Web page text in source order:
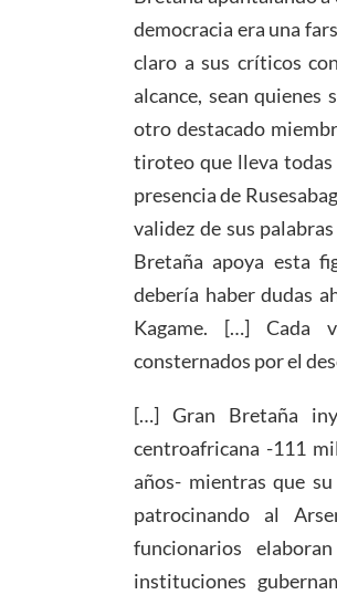
democracia era una
claro a sus críticos
alcance, sean quienes
otro destacado
tiroteo que lleva todas
presencia de
validez de sus
Bretaña apoya esta
debería haber dudas
Kagame. […] Cada
consternados por el
[…] Gran Bretaña
centroafricana -111
años- mientras que
patrocinando al
funcionarios
instituciones